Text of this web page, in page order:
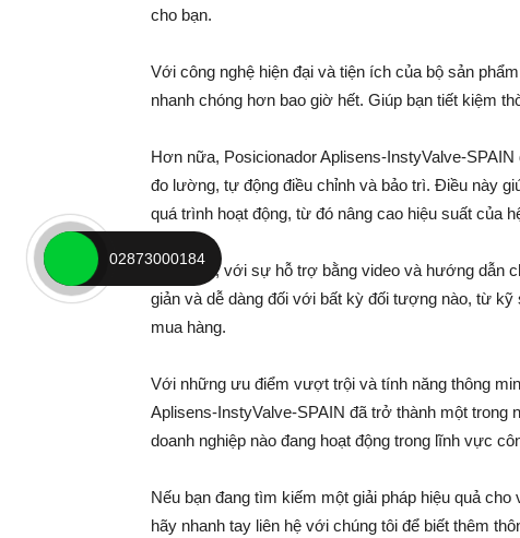
cho bạn.
Với công nghệ hiện đại và tiện ích của bộ sản
nhanh chóng hơn bao giờ hết. Giúp bạn tiết kiệm
Hơn nữa, Posicionador Aplisens-InstyValve-
đo lường, tự động điều chỉnh và bảo trì. Điều này
quá trình hoạt động, từ đó nâng cao hiệu suất của
Hơn nữa, với sự hỗ trợ bằng video và hướng dẫn
giản và dễ dàng đối với bất kỳ đối tượng nào, từ
mua hàng.
Với những ưu điểm vượt trội và tính năng thông
Aplisens-InstyValve-SPAIN đã trở thành một trong
doanh nghiệp nào đang hoạt động trong lĩnh vực
Nếu bạn đang tìm kiếm một giải pháp hiệu quả
hãy nhanh tay liên hệ với chúng tôi để biết thêm
02873000184